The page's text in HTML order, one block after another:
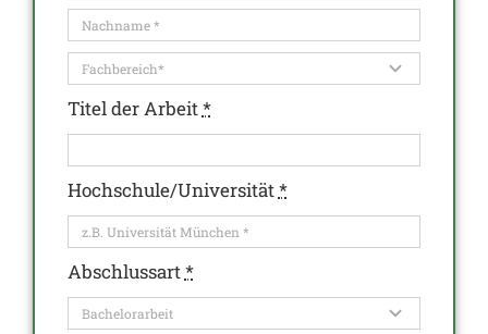
Titel der Arbeit*
Hochschule/Universität*
Abschlussart*